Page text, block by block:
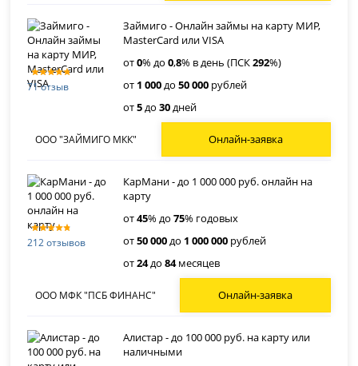
71 отзыв
Займиго - Онлайн займы на карту МИР,
MasterCard или VISA
от0% до0,8% в день (ПСК292%)
от 1 000до50 000 рублей
от5до30дней
ООО "ЗАЙМИГО МКК" Онлайн-заявка
212 отзывов
КарМани - до 1 000 000 руб. онлайн на
карту
от45% до75% годовых
от50 000до 1 000 000 рублей
от24до84месяцев
ООО МФК "ПСБ ФИНАНС" Онлайн-заявка
Алистар - до 100 000 руб. на карту или
наличными